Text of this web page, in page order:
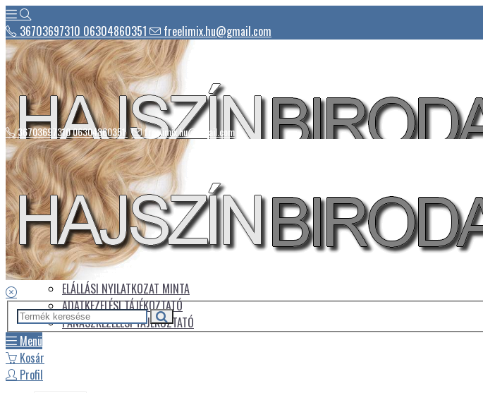
36703697310 06304860351 freelimix.hu@gmail.com
Hírek
Csomagautomaták listája
Üdvözlet
Az áruház kezelése
Üzletszabályzat
ELÁLLÁSI NYILATKOZAT MINTA
ADATKEZELÉSI TÁJÉKOZTATÓ
PANASZKEZELÉSI TÁJÉKOZTATÓ
36703697310 06304860351 freelimix.hu@gmail.com
Menü
Kosár
Profil